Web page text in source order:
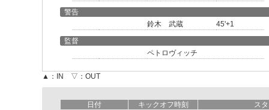
警告
鈴木 武蔵
45'+1
監督
ペトロヴィッチ
▲：IN ▽：OUT
日付 キックオフ時刻
ス